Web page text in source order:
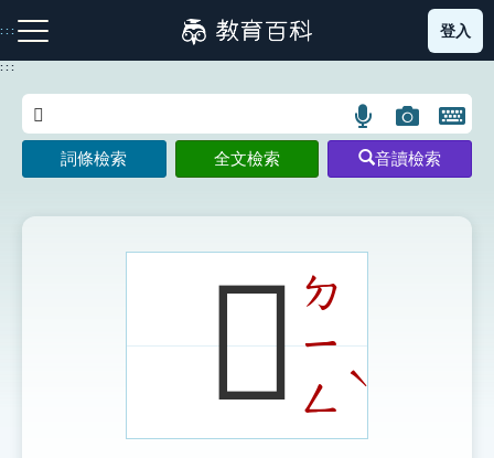
到
主
:::
注音索引圖示 筆畫索引圖示 部首索引表圖示
登入
:::
語
言
搜
示
圖
片
搜
開
鍵
圖
詞條檢索 全文檢索 音讀檢索
𣢳ㄉ
ㄧ
ㄥ
ˋ